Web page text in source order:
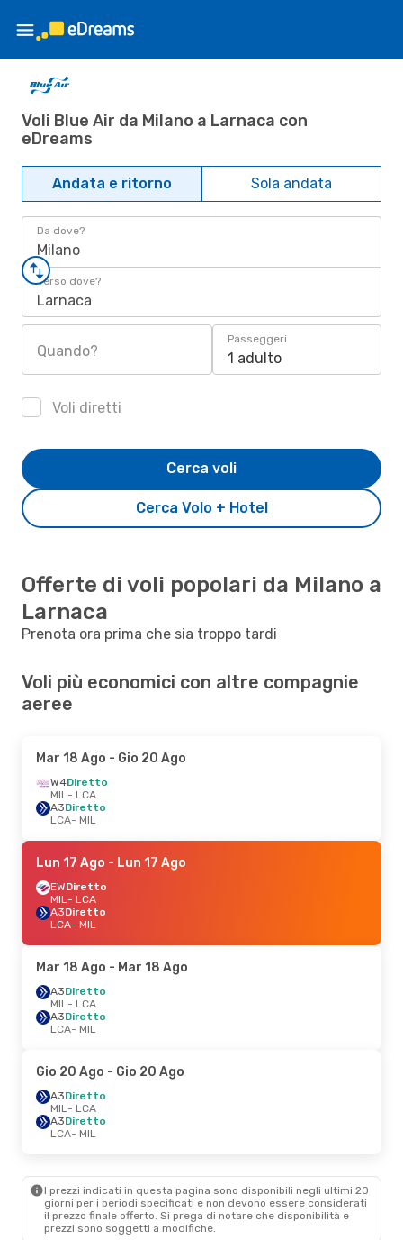
Voli Blue Air da Milano a Larnaca con
eDreams
Andata e ritorno Sola andata
Da dove?
Milano
Verso dove?
Larnaca
Quando?
Passeggeri
1 adulto
Voli diretti
Cerca Volo + Hotel
Cerca voli
Offerte di voli popolari da Milano a
Larnaca
Prenota ora prima che sia troppo tardi
Voli più economici con altre compagnie
aeree
Mar 18 Ago - Gio 20 Ago
W4Diretto
MIL- LCA
A3Diretto
LCA- MIL
Lun 17 Ago - Lun 17 Ago
EWDiretto
MIL- LCA
A3Diretto
LCA- MIL
Mar 18 Ago - Mar 18 Ago
A3Diretto
MIL- LCA
A3Diretto
LCA- MIL
Gio 20 Ago - Gio 20 Ago
A3Diretto
MIL- LCA
A3Diretto
LCA- MIL
I prezzi indicati in questa pagina sono disponibili negli ultimi 20
giorni per i periodi specificati e non devono essere considerati
il ​​prezzo finale offerto. Si prega di notare che disponibilità e
prezzi sono soggetti a modifiche.